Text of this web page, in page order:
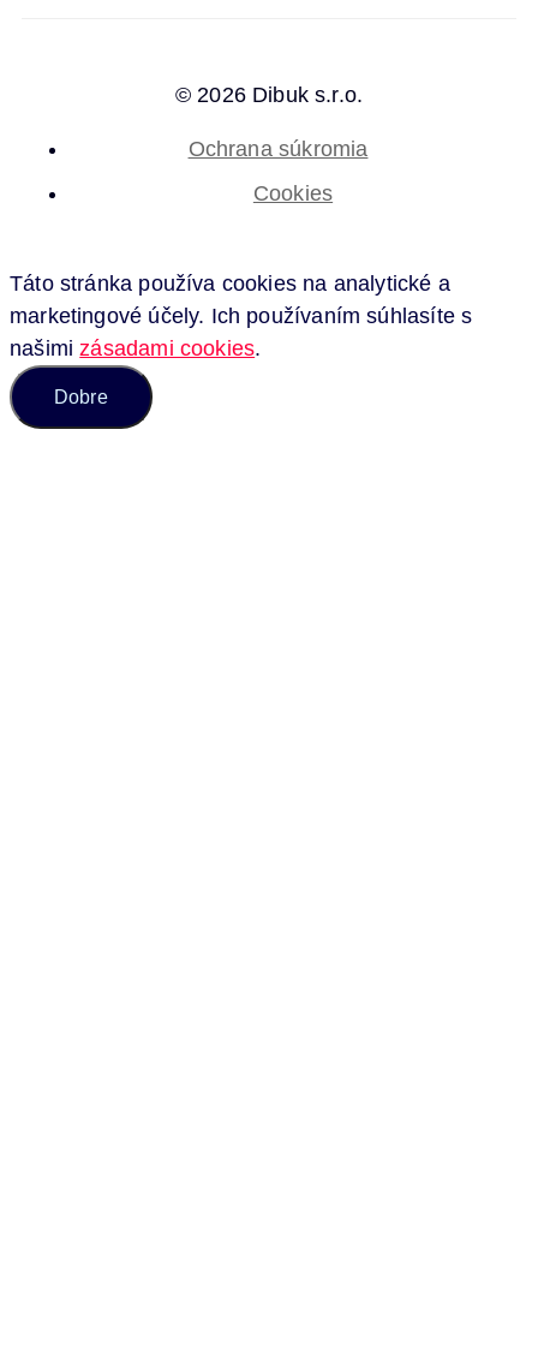
© 2026 Dibuk s.r.o.
Ochrana súkromia
Cookies
Táto stránka používa cookies na analytické a
marketingové účely. Ich používaním súhlasíte s
našimizásadami cookies.
Dobre